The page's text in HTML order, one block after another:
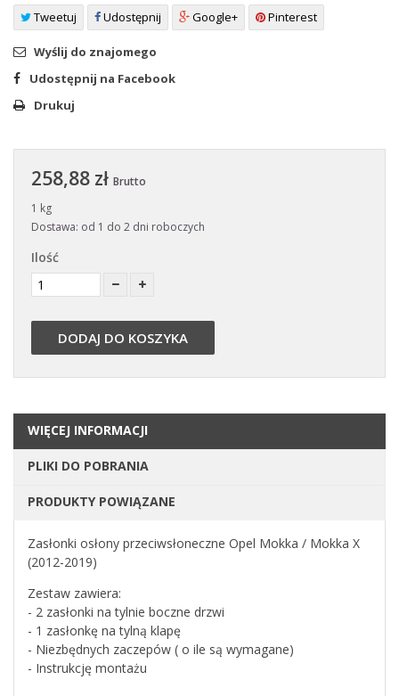
Tweetuj Udostępnij Google+ Pinterest
Wyślij do znajomego
Udostępnij na Facebook
Drukuj
258,88 zł Brutto
1 kg
Dostawa: od 1 do 2 dni roboczych
Ilość
DODAJ DO KOSZYKA
WIĘCEJ INFORMACJI
PLIKI DO POBRANIA
PRODUKTY POWIĄZANE
Zasłonki osłony przeciwsłoneczne Opel Mokka / Mokka X
(2012-2019)
Zestaw zawiera:
- 2 zasłonki na tylnie boczne drzwi
- 1 zasłonkę na tylną klapę
- Niezbędnych zaczepów ( o ile są wymagane)
- Instrukcję montażu